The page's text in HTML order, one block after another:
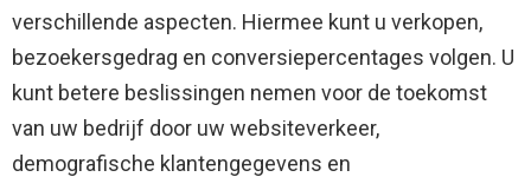
verschillende aspecten. Hiermee kunt u verkopen,
bezoekersgedrag en conversiepercentages volgen. U
kunt betere beslissingen nemen voor de toekomst
van uw bedrijf door uw websiteverkeer,
demografische klantengegevens en